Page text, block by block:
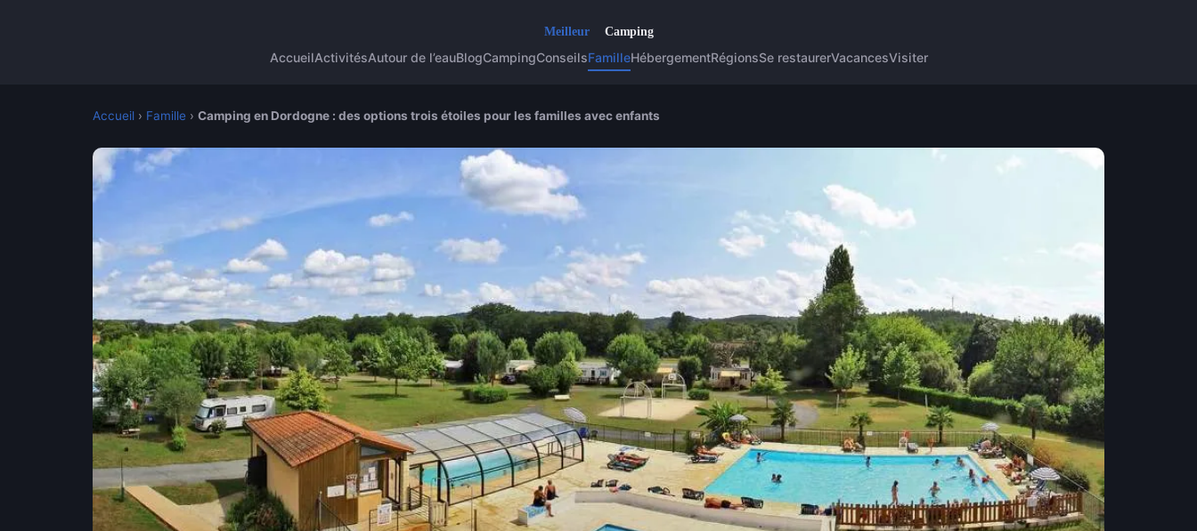
AccueilActivitésAutour de l’eauBlogCampingConseilsFamilleHébergementRégionsSe restaurerVacancesVisiter
Accueil › Famille › Camping en Dordogne : des options trois étoiles pour les familles avec enfants